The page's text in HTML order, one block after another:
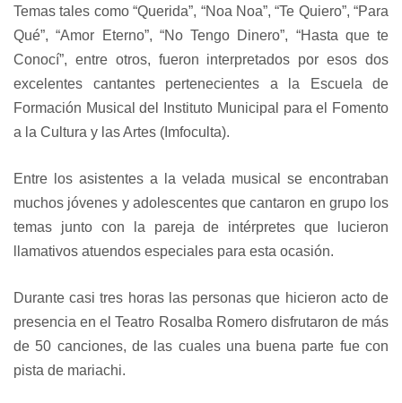
Temas tales como “Querida”, “Noa Noa”, “Te Quiero”, “Para
Qué”, “Amor Eterno”, “No Tengo Dinero”, “Hasta que te
Conocí”, entre otros, fueron interpretados por esos dos
excelentes cantantes pertenecientes a la Escuela de
Formación Musical del Instituto Municipal para el Fomento
a la Cultura y las Artes (Imfoculta).
Entre los asistentes a la velada musical se encontraban
muchos jóvenes y adolescentes que cantaron en grupo los
temas junto con la pareja de intérpretes que lucieron
llamativos atuendos especiales para esta ocasión.
Durante casi tres horas las personas que hicieron acto de
presencia en el Teatro Rosalba Romero disfrutaron de más
de 50 canciones, de las cuales una buena parte fue con
pista de mariachi.